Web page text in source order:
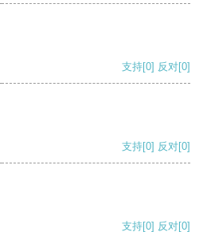
支持[0] 反对[0]
支持[0] 反对[0]
支持[0] 反对[0]